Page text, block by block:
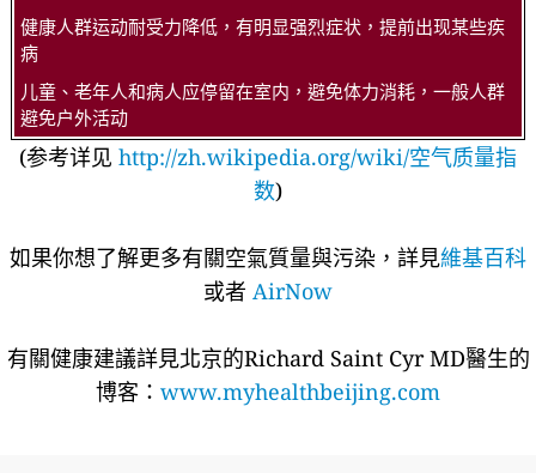
健康人群运动耐受力降低，有明显强烈症状，提前出现某些疾
病
儿童、老年人和病人应停留在室内，避免体力消耗，一般人群
避免户外活动
(参考详见 http://zh.wikipedia.org/wiki/空气质量指
数)
如果你想了解更多有關空氣質量與污染，詳見維基百科
或者 AirNow
有關健康建議詳​​見北京的Richard Saint Cyr MD醫生的
博客： www.myhealthbeijing.com